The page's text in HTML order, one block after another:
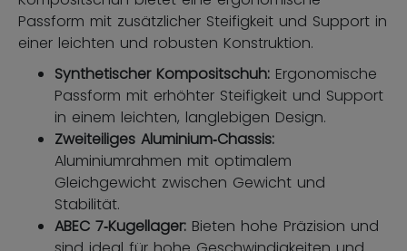
Passform mit zusätzlicher Steifigkeit und Support in
einer leichten und robusten Konstruktion.
Synthetischer Kompositschuh: Ergonomische
Passform mit erhöhter Steifigkeit und Support
in einem leichten, langlebigen Design.
Zweiteiliges Aluminium‑Chassis:
Aluminiumrahmen mit optimalem
Gleichgewicht zwischen Gewicht und
Stabilität.
ABEC 7‑Kugellager: Bieten hohe Präzision und